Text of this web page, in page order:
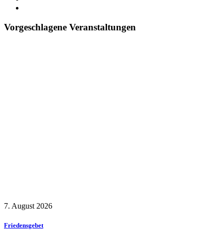
Vorgeschlagene Veranstaltungen
7. August 2026
Friedensgebet